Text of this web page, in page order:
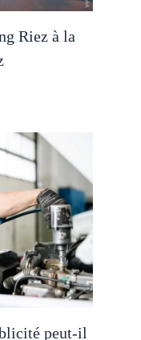
Riez à la
peut-il